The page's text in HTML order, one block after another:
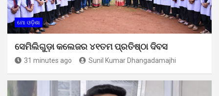
ମୋ ଓଡ଼ିଶା
ସେମିଲିଗୁଡ଼ା କଲେଜର ୪୧ତମ ପ୍ରତିଷ୍ଠା ଦିବସ
31 minutes ago Sunil Kumar Dhangadamajhi